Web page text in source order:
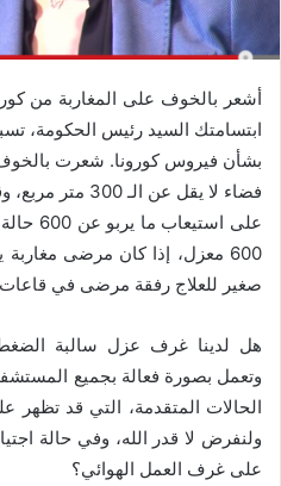
أشعر بالخوف على المغاربة من
ابتسامتك السيد رئيس الحكومة،
بشأن فيروس كورونا. شعرت بالخوف
فضاء لا يقل عن
على
600 معزل، إذا كان مرضى
صغير للعلاج رفقة مرضى في
هل لدينا غرف عزل سالبة الضغط
وتعمل بصورة فعالة بجميع
الحالات المتقدمة، التي قد تظهر
ولنفرض لا قدر الله، وفي حالة
على غرف العمل الهوائي؟